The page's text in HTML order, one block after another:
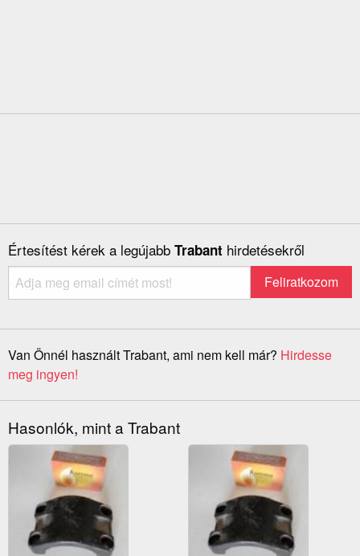
Értesítést kérek a legújabb Trabant hirdetésekről
Van Önnél használt Trabant, ami nem kell már? Hirdesse
meg ingyen!
Hasonlók, mint a Trabant